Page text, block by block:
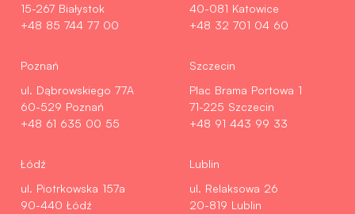
15-267 Białystok
+48 85 744 77 00
40-081 Katowice
+48 32 701 04 60
Poznań
ul. Dąbrowskiego 77A
60-529 Poznań
+48 61 635 00 55
Szczecin
Plac Brama Portowa 1
71-225 Szczecin
+48 91 443 99 33
Łódź
ul. Piotrkowska 157a
90-440 Łódź
Lublin
ul. Relaksowa 26
20-819 Lublin